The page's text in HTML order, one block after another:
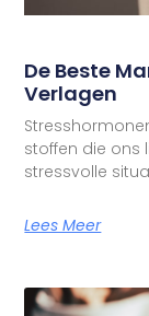
De Beste
Verlagen
stoffen die
stressvolle
Lees Meer